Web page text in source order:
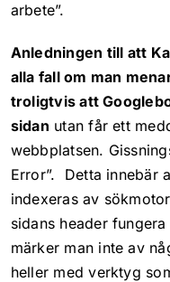
arbete”.
Anledningen till att
alla fall om man
troligtvis att
sidan utan får ett
webbplatsen.
Error”. Detta innebär
indexeras av
sidans header
märker man inte av
heller med verktyg